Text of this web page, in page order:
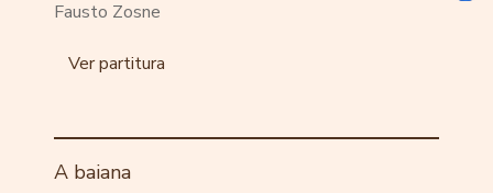
Fausto Zosne
Ver partitura
A baiana